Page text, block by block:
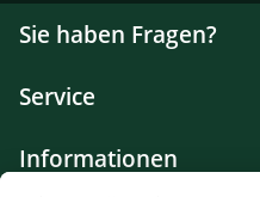
Sie haben Fragen?
Service
Informationen